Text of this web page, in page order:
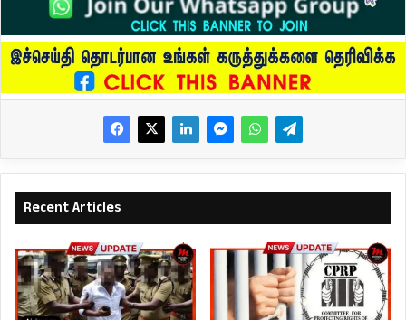
Recent Articles